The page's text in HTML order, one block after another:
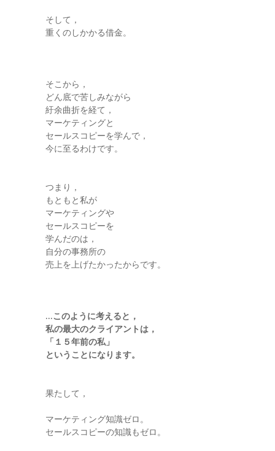
そして，
重くのしかかる借金。
そこから，
どん底で苦しみながら
紆余曲折を経て，
マーケティングと
セールスコピーを学んで，
今に至るわけです。
つまり，
もともと私が
マーケティングや
セールスコピーを
学んだのは，
自分の事務所の
売上を上げたかったからです。
…このように考えると，
私の最大のクライアントは，
「１５年前の私」
ということになります。
果たして，
マーケティング知識ゼロ。
セールスコピーの知識もゼロ。